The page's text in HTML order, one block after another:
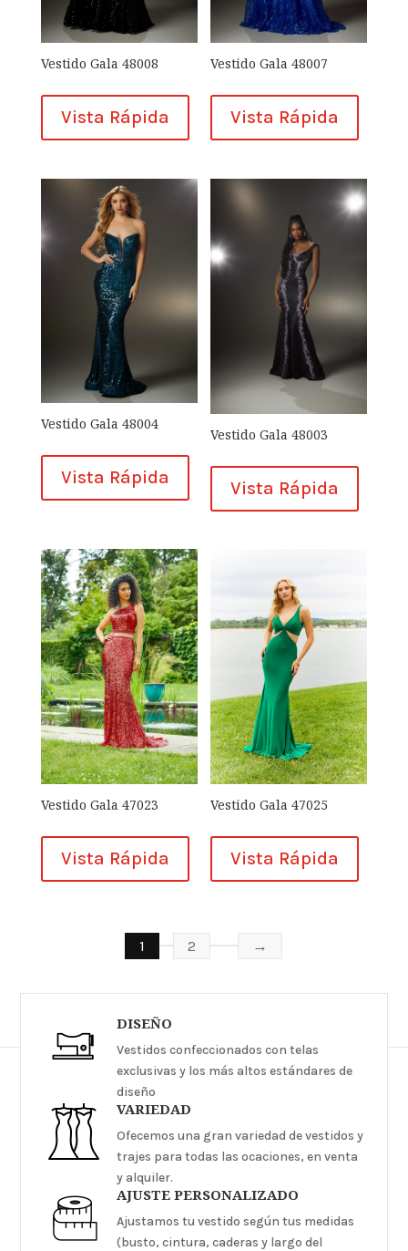
Vestido Gala 48008
Vista Rápida
Vestido Gala 48007
Vista Rápida
Vestido Gala 48004
Vista Rápida
Vestido Gala 48003
Vista Rápida
Vestido Gala 47023
Vista Rápida
Vestido Gala 47025
Vista Rápida
1 2 →
DISEÑO
Vestidos confeccionados con telas
exclusivas y los más altos estándares de
diseño
VARIEDAD
Ofecemos una gran variedad de vestidos y
trajes para todas las ocaciones, en venta
y alquiler.
AJUSTE PERSONALIZADO
Ajustamos tu vestido según tus medidas
(busto, cintura, caderas y largo del